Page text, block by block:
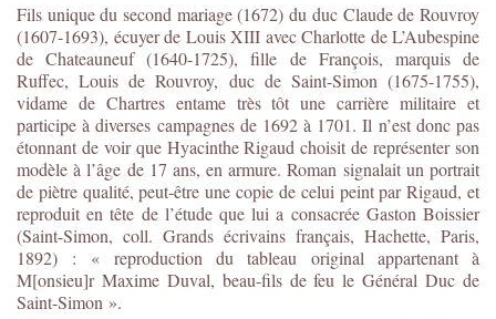
Fils unique du second mariage (1672) du duc Claude de Rouvroy
(1607-1693), écuyer de Louis XIII avec Charlotte de L’Aubespine
de Chateauneuf (1640-1725), fille de François, marquis de
Ruffec, Louis de Rouvroy, duc de Saint-Simon (1675-1755),
vidame de Chartres entame très tôt une carrière militaire et
participe à diverses campagnes de 1692 à 1701. Il n’est donc pas
étonnant de voir que Hyacinthe Rigaud choisit de représenter son
modèle à l’âge de 17 ans, en armure. Roman signalait un portrait
de piètre qualité, peut-être une copie de celui peint par Rigaud, et
reproduit en tête de l’étude que lui a consacrée Gaston Boissier
(Saint-Simon, coll. Grands écrivains français, Hachette, Paris,
1892) : « reproduction du tableau original appartenant à
M[onsieu]r Maxime Duval, beau-fils de feu le Général Duc de
Saint-Simon ».